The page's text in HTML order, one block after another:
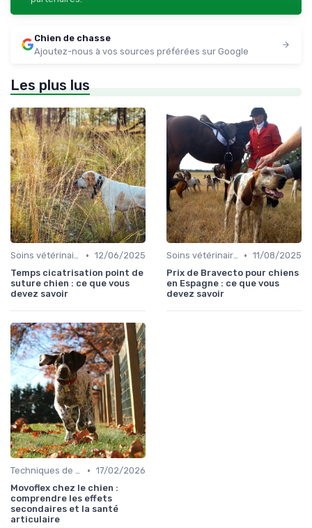
Chien de chasse
Ajoutez-nous à vos sources préférées sur Google
Les plus lus
Soins vétérinaires pour chiens de chasse • 12/06/2025
Temps cicatrisation point de
suture chien : ce que vous
devez savoir
Soins vétérinaires pour chiens de chasse • 11/08/2025
Prix de Bravecto pour chiens
en Espagne : ce que vous
devez savoir
Techniques de base • 17/02/2026
Movoflex chez le chien :
comprendre les effets
secondaires et la santé
articulaire